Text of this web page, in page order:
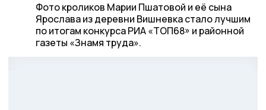
Фото кроликов Марии Пшатовой и её сына
Ярослава из деревни Вишневка стало лучшим
по итогам конкурса РИА «ТОП68» и районной
газеты «Знамя труда».